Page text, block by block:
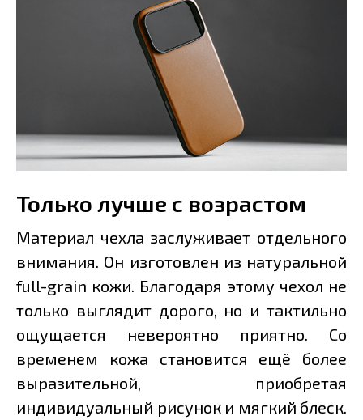
Только лучше с возрастом
Материал чехла заслуживает отдельного
внимания. Он изготовлен из натуральной
full-grain кожи. Благодаря этому чехол не
только выглядит дорого, но и тактильно
ощущается невероятно приятно. Со
временем кожа становится ещё более
выразительной, приобретая
индивидуальный рисунок и мягкий блеск.